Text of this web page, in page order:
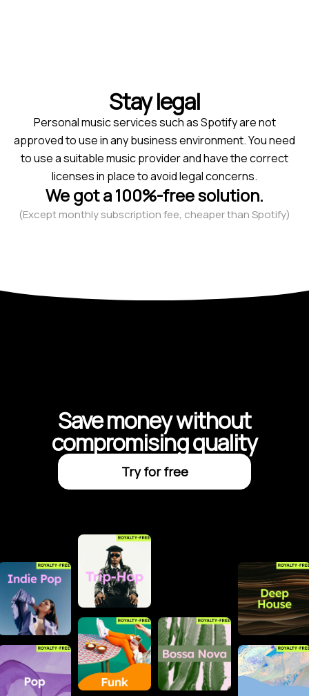
Stay legal
Personal music services such as Spotify are not
approved to use in any business environment. You need
to use a suitable music provider and have the correct
licenses in place to avoid legal concerns.
We got a 100%-free solution.
(Except monthly subscription fee, cheaper than Spotify)
Save money without
compromising quality
Try for free